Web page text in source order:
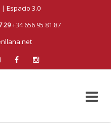
| Espacio 3.0
29+34 656 95 81 87